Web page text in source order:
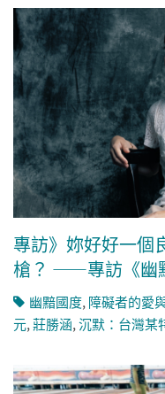
專訪》妳好好一個
槍？ ——專訪《幽
幽黯國度,障礙者的愛
元,莊勝涵,沉默：台灣某